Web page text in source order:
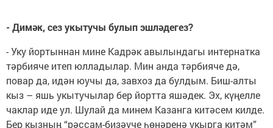
- Димәк, сез укытучы булып эшләдегез?
- Уку йортыннан мине Кадрәк авылындагы интернатка
тәрбияче итеп юлладылар. Мин анда тәрбияче дә,
повар да, идән юучы да, завхоз да булдым. Биш-алты
кыз – яшь укытучылар бер йортта яшәдек. Эх, күңелле
чаклар иде ул. Шулай да минем Казанга китәсем килде.
Бер кызның “рәссам-бизәүче һөнәренә укырга китәм”